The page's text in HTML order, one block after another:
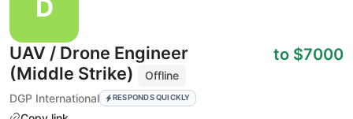
UAV / Drone Engineer
(Middle Strike)
Offline
DGP International
RESPONDS QUICKLY
to $7000